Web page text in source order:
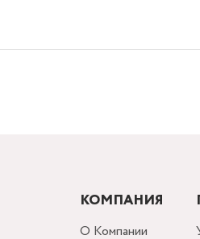
КОМПАНИЯ
О Компании